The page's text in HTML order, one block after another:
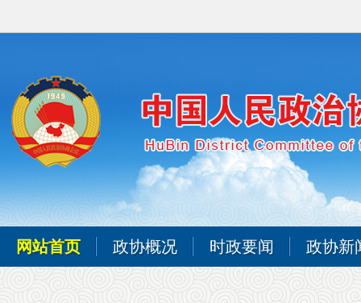
网站首页 政协概况 时政要闻 政协新